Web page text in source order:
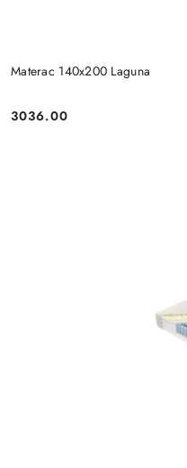
Materac 140x200 Laguna
Cena:
3036.00